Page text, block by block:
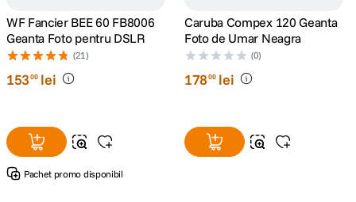
9. dji osmo
10 . insta 360
WF Fancier BEE 60 FB8006
Geanta Foto pentru DSLR
(21)
15300 lei
Pachet promo disponibil
Caruba Compex 120 Geanta
Foto de Umar Neagra
(0)
17800 lei